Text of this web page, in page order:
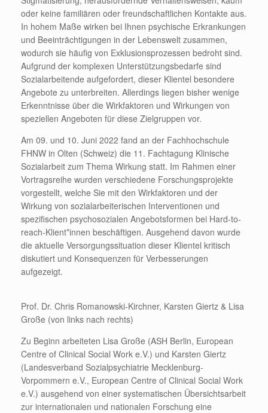
oder keine familiären oder freundschaftlichen Kontakte aus.
In hohem Maße wirken bei Ihnen psychische Erkrankungen
und Beeinträchtigungen in der Lebenswelt zusammen,
wodurch sie häufig von Exklusionsprozessen bedroht sind.
Aufgrund der komplexen Unterstützungsbedarfe sind
Sozialarbeitende aufgefordert, dieser Klientel besondere
Angebote zu unterbreiten. Allerdings liegen bisher wenige
Erkenntnisse über die Wirkfaktoren und Wirkungen von
speziellen Angeboten für diese Zielgruppen vor.
Am 09. und 10. Juni 2022 fand an der Fachhochschule
FHNW in Olten (Schweiz) die 11. Fachtagung Klinische
Sozialarbeit zum Thema Wirkung statt. Im Rahmen einer
Vortragsreihe wurden verschiedene Forschungsprojekte
vorgestellt, welche Sie mit den Wirkfaktoren und der
Wirkung von sozialarbeiterischen Interventionen und
spezifischen psychosozialen Angebotsformen bei Hard-to-
reach-Klient*innen beschäftigen. Ausgehend davon wurde
die aktuelle Versorgungssituation dieser Klientel kritisch
diskutiert und Konsequenzen für Verbesserungen
aufgezeigt.
Prof. Dr. Chris Romanowski-Kirchner, Karsten Giertz & Lisa
Große (von links nach rechts)
Zu Beginn arbeiteten Lisa Große (ASH Berlin, European
Centre of Clinical Social Work e.V.) und Karsten Giertz
(Landesverband Sozialpsychiatrie Mecklenburg-
Vorpommern e.V., European Centre of Clinical Social Work
e.V.) ausgehend von einer systematischen Übersichtsarbeit
zur internationalen und nationalen Forschung eine